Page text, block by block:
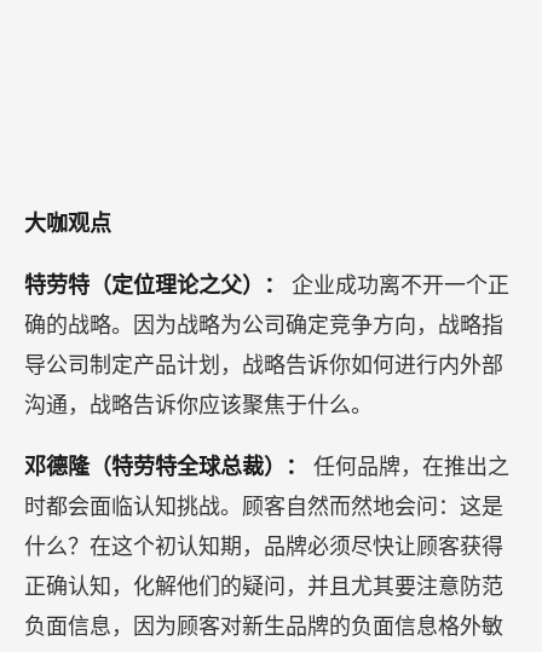
大咖观点
特劳特（定位理论之父）： 企业成功离不开一个正
确的战略。因为战略为公司确定竞争方向，战略指
导公司制定产品计划，战略告诉你如何进行内外部
沟通，战略告诉你应该聚焦于什么。
邓德隆（特劳特全球总裁）： 任何品牌，在推出之
时都会面临认知挑战。顾客自然而然地会问：这是
什么？在这个初认知期，品牌必须尽快让顾客获得
正确认知，化解他们的疑问，并且尤其要注意防范
负面信息，因为顾客对新生品牌的负面信息格外敏